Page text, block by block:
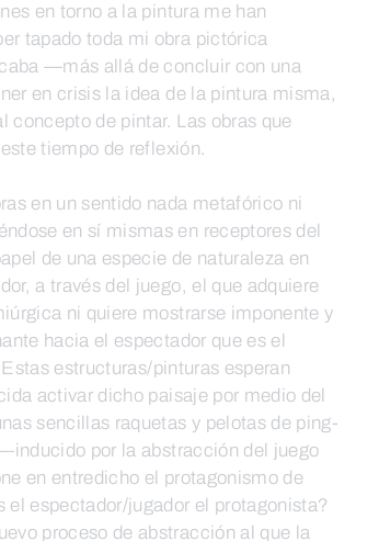
en torno a la pintura me han
tapado toda mi obra pictórica
—más allá de concluir con una
en crisis la idea de la pintura misma,
concepto de pintar. Las obras que
tiempo de reflexión.
en un sentido nada metafórico ni
en sí mismas en receptores del
de una especie de naturaleza en
a través del juego, el que adquiere
ni quiere mostrarse imponente y
hacia el espectador que es el
estructuras/pinturas esperan
activar dicho paisaje por medio del
sencillas raquetas y pelotas de ping-
por la abstracción del juego
en entredicho el protagonismo de
espectador/jugador el protagonista?
proceso de abstracción al que la